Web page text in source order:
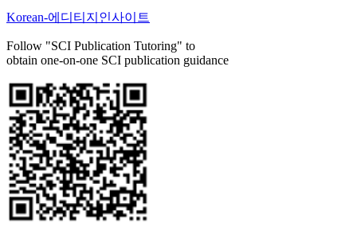
Korean-에디티지인사이트
Follow "SCI Publication Tutoring" to
obtain one-on-one SCI publication guidance